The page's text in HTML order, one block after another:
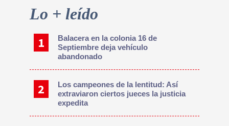
Primary
Lo + leído
Balacera en la colonia 16 de
Septiembre deja vehículo
abandonado
Los campeones de la lentitud: Así
extraviaron ciertos jueces la justicia
expedita